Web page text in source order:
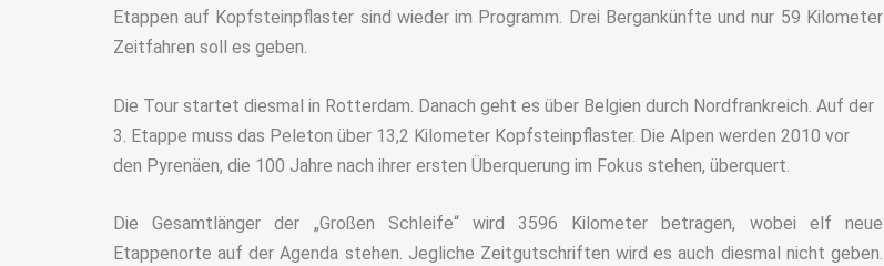
Etappen auf Kopfsteinpflaster sind wieder im Programm. Drei Bergankünfte und nur 59 Kilometer
Zeitfahren soll es geben.
Die Tour startet diesmal in Rotterdam. Danach geht es über Belgien durch Nordfrankreich. Auf der
3. Etappe muss das Peleton über 13,2 Kilometer Kopfsteinpflaster. Die Alpen werden 2010 vor
den Pyrenäen, die 100 Jahre nach ihrer ersten Überquerung im Fokus stehen, überquert.
Die Gesamtlänger der „Großen Schleife“ wird 3596 Kilometer betragen, wobei elf neue
Etappenorte auf der Agenda stehen. Jegliche Zeitgutschriften wird es auch diesmal nicht geben.